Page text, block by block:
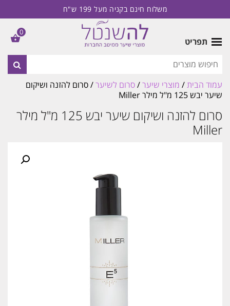
משלוח חינם בקניה מעל 199 ש"ח
תפריט
עמוד הבית/ מוצרי שיער/סרום לשיער/ סרום להזנה ושיקום
שיער יבש 125 מ"ל מילר Miller
סרום להזנה ושיקום שיער יבש 125 מ"ל מילר
Miller
0